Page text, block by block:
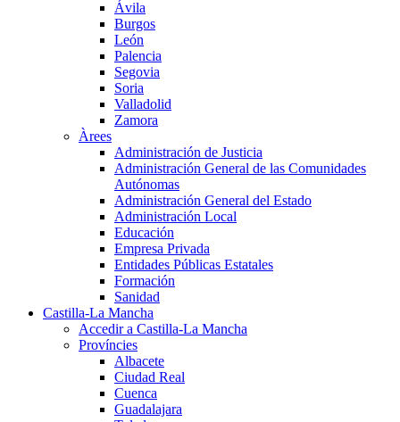
Ávila
Burgos
León
Palencia
Segovia
Soria
Valladolid
Zamora
Àrees
Administración de Justicia
Administración General de las Comunidades
Autónomas
Administración General del Estado
Administración Local
Educación
Empresa Privada
Entidades Públicas Estatales
Formación
Sanidad
Castilla-La Mancha
Accedir a Castilla-La Mancha
Províncies
Albacete
Ciudad Real
Cuenca
Guadalajara